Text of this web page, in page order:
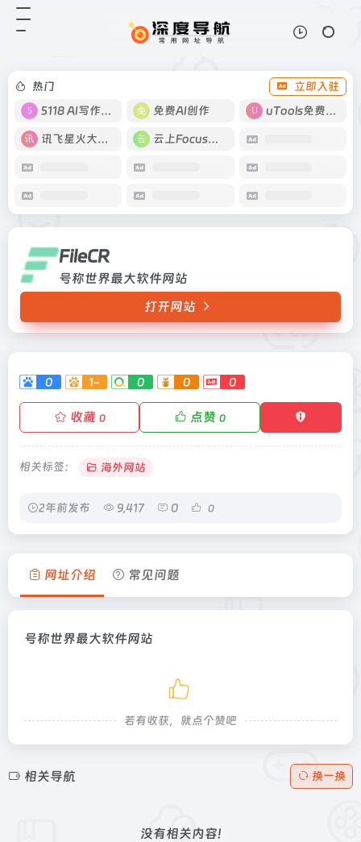
热门
立即入驻
5118 AI写作工具
免费AI创作 uTools免费工具箱
讯飞星火大模型 云上Focus接码
FileCR
号称世界最大软件网站
打开网站
0 1- 0 0 0
收藏 0 点赞 0
相关标签： 海外网站
2年前发布 9,417 0 0
网址介绍 常见问题
号称世界最大软件网站
若有收获，就点个赞吧
相关导航 换一换
没有相关内容!